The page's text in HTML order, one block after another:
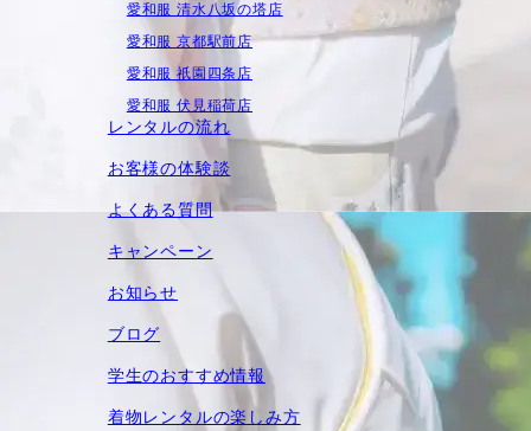
愛和服 清水八坂の塔店
愛和服 京都駅前店
愛和服 祇園四条店
愛和服 伏見稲荷店
レンタルの流れ
お客様の体験談
よくある質問
キャンペーン
お知らせ
ブログ
学生のおすすめ情報
着物レンタルの楽しみ⽅